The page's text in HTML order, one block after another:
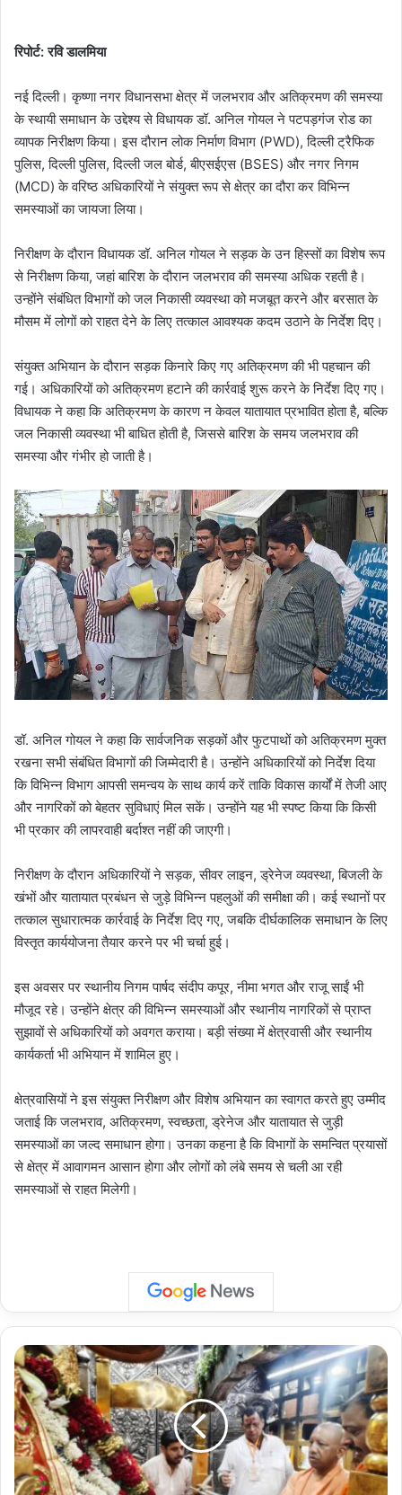
रिपोर्ट: रवि डालमिया
नई दिल्ली। कृष्णा नगर विधानसभा क्षेत्र में जलभराव और अतिक्रमण की समस्या
के स्थायी समाधान के उद्देश्य से विधायक डॉ. अनिल गोयल ने पटपड़गंज रोड का
व्यापक निरीक्षण किया। इस दौरान लोक निर्माण विभाग (PWD), दिल्ली ट्रैफिक
पुलिस, दिल्ली पुलिस, दिल्ली जल बोर्ड, बीएसईएस (BSES) और नगर निगम
(MCD) के वरिष्ठ अधिकारियों ने संयुक्त रूप से क्षेत्र का दौरा कर विभिन्न
समस्याओं का जायजा लिया।
निरीक्षण के दौरान विधायक डॉ. अनिल गोयल ने सड़क के उन हिस्सों का विशेष रूप
से निरीक्षण किया, जहां बारिश के दौरान जलभराव की समस्या अधिक रहती है।
उन्होंने संबंधित विभागों को जल निकासी व्यवस्था को मजबूत करने और बरसात के
मौसम में लोगों को राहत देने के लिए तत्काल आवश्यक कदम उठाने के निर्देश दिए।
संयुक्त अभियान के दौरान सड़क किनारे किए गए अतिक्रमण की भी पहचान की
गई। अधिकारियों को अतिक्रमण हटाने की कार्रवाई शुरू करने के निर्देश दिए गए।
विधायक ने कहा कि अतिक्रमण के कारण न केवल यातायात प्रभावित होता है, बल्कि
जल निकासी व्यवस्था भी बाधित होती है, जिससे बारिश के समय जलभराव की
समस्या और गंभीर हो जाती है।
डॉ. अनिल गोयल ने कहा कि सार्वजनिक सड़कों और फुटपाथों को अतिक्रमण मुक्त
रखना सभी संबंधित विभागों की जिम्मेदारी है। उन्होंने अधिकारियों को निर्देश दिया
कि विभिन्न विभाग आपसी समन्वय के साथ कार्य करें ताकि विकास कार्यों में तेजी आए
और नागरिकों को बेहतर सुविधाएं मिल सकें। उन्होंने यह भी स्पष्ट किया कि किसी
भी प्रकार की लापरवाही बर्दाश्त नहीं की जाएगी।
निरीक्षण के दौरान अधिकारियों ने सड़क, सीवर लाइन, ड्रेनेज व्यवस्था, बिजली के
खंभों और यातायात प्रबंधन से जुड़े विभिन्न पहलुओं की समीक्षा की। कई स्थानों पर
तत्काल सुधारात्मक कार्रवाई के निर्देश दिए गए, जबकि दीर्घकालिक समाधान के लिए
विस्तृत कार्ययोजना तैयार करने पर भी चर्चा हुई।
इस अवसर पर स्थानीय निगम पार्षद संदीप कपूर, नीमा भगत और राजू साईं भी
मौजूद रहे। उन्होंने क्षेत्र की विभिन्न समस्याओं और स्थानीय नागरिकों से प्राप्त
सुझावों से अधिकारियों को अवगत कराया। बड़ी संख्या में क्षेत्रवासी और स्थानीय
कार्यकर्ता भी अभियान में शामिल हुए।
क्षेत्रवासियों ने इस संयुक्त निरीक्षण और विशेष अभियान का स्वागत करते हुए उम्मीद
जताई कि जलभराव, अतिक्रमण, स्वच्छता, ड्रेनेज और यातायात से जुड़ी
समस्याओं का जल्द समाधान होगा। उनका कहना है कि विभागों के समन्वित प्रयासों
से क्षेत्र में आवागमन आसान होगा और लोगों को लंबे समय से चली आ रही
समस्याओं से राहत मिलेगी।
Uttar
Pradesh
:
मुख्यमंत्री
योगी
ने
मां
विंध्यवासिनी